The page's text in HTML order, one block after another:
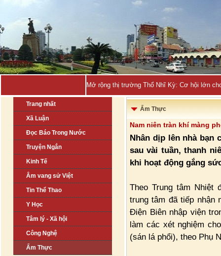
Quảng Nin_
Trang nhất
Xã Luận
Đọc Báo Trong Nước
Truyện Ngắn
Kinh Tế
Âm vang sử Việt
Tin Thể Thao
Y Học
Tâm lý - Xã hội
Công Nghệ
Ẩm Thực
Ẩm Thực
Nam niên tràn khí màng
Nhân dịp lên nhà bạn
sau vài tuần, thanh
khi hoạt động gắng
Theo Trung tâm Nhiệt
trung tâm đã tiếp nhận
Điện Biên nhập viện
làm các xét nghiệm
(sán lá phổi), theo Phụ